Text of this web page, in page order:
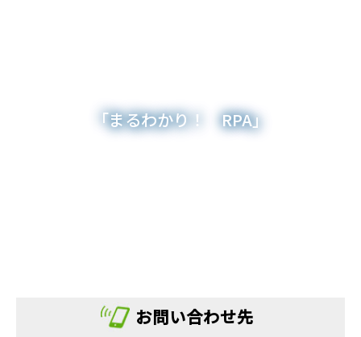
「まるわかり！ RPA」
お問い合わせ先